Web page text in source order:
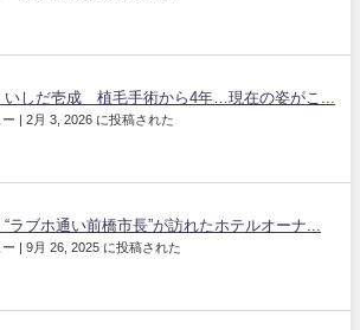
いしだ壱成 植毛手術から4年…現在の姿がこ...
| 2月 3, 2026 に投稿された
“ラブホ通い前橋市長”が訪れたホテルオーナ...
| 9月 26, 2025 に投稿された